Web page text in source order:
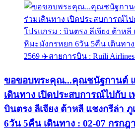
ขอขอบพระคุณ...คุณชนัฐกานต์
เดินทาง เปิดประสบการณ์ไปกับ
บินตรง ลีเจียง ต้าหลี แชงกรีล่า
6วัน 5คืน เดินทาง : 02-07 กรก